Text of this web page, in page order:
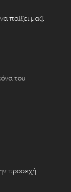
παίξει μαζί
του
προσεχή